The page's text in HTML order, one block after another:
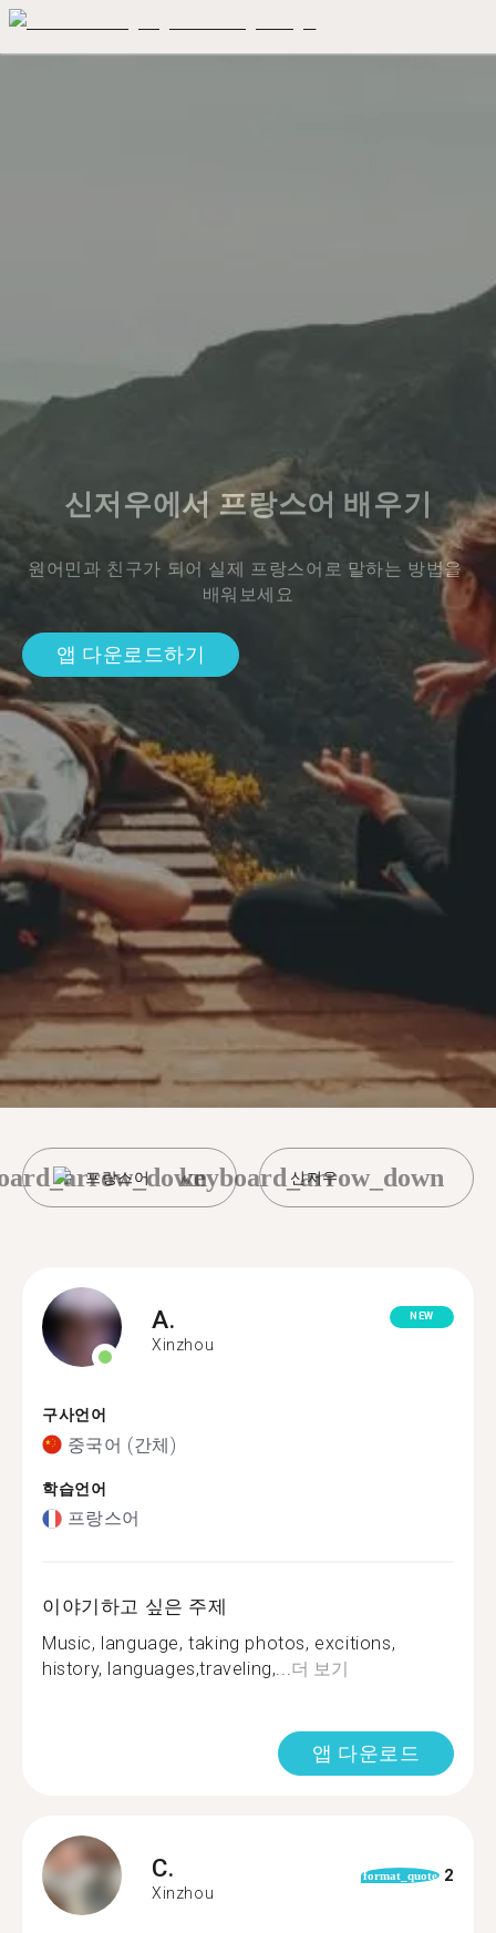
신저우에서 프랑스어 배우기
원어민과 친구가 되어 실제 프랑스어로 말하는 방법을
배워보세요
앱 다운로드하기
프랑스어 신저우
keyboard_arrow_down
A.
Xinzhou
NEW
구사언어
중국어 (간체)
학습언어
프랑스어
이야기하고 싶은 주제
Music, language, taking photos, excitions,
history, languages,traveling,...더 보기
앱 다운로드
C.
Xinzhou
format_quote 2